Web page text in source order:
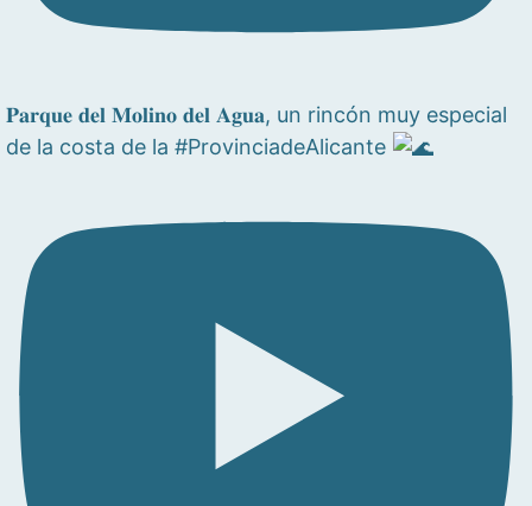
𝐏𝐚𝐫𝐪𝐮𝐞 𝐝𝐞𝐥 𝐌𝐨𝐥𝐢𝐧𝐨 𝐝𝐞𝐥 𝐀𝐠𝐮𝐚, un rincón muy especial
de la costa de la #ProvinciadeAlicante